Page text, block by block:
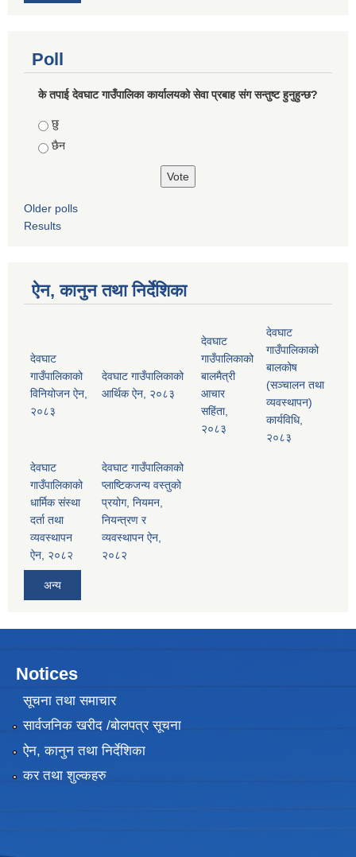
Poll
के तपाई देवघाट गाउँपालिका कार्यालयको सेवा प्रबाह संग सन्तुष्ट हुनुहुन्छ?
Choices
छु
छैन
Older polls
Results
ऐन, कानुन तथा निर्देशिका
देवघाट
गाउँपालिकाको
विनियोजन ऐन,
२०८३
देवघाट गाउँपालिकाको
आर्थिक ऐन, २०८३
देवघाट
गाउँपालिकाको
बालमैत्री
आचार
सहिंता,
२०८३
देवघाट
गाउँपालिकाको
बालकोष
(सञ्चालन तथा
व्यवस्थापन)
कार्यविधि,
२०८३
देवघाट
गाउँपालिकाको
धार्मिक संस्था
दर्ता तथा
व्यवस्थापन
ऐन, २०८२
देवघाट गाउँपालिकाको
प्लाष्टिकजन्य वस्तुको
प्रयोग, नियमन,
नियन्त्रण र
व्यवस्थापन ऐन,
२०८२
अन्य
Notices
सूचना तथा समाचार
सार्वजनिक खरीद /बोलपत्र सूचना
ऐन, कानुन तथा निर्देशिका
कर तथा शुल्कहरु